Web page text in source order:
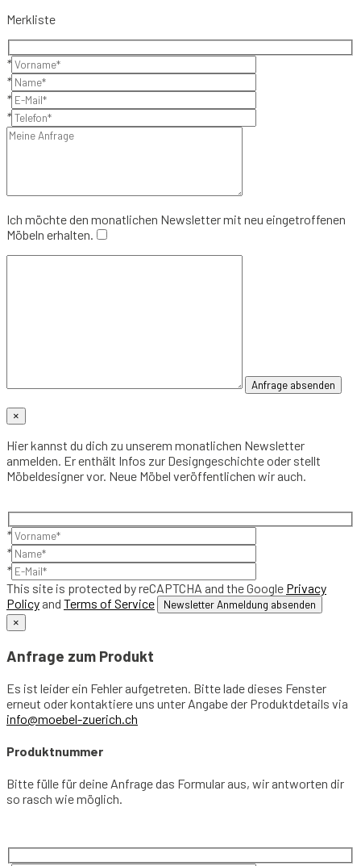
Merkliste
*
*
*
*
Ich möchte den monatlichen Newsletter mit neu eingetroffenen
Möbeln erhalten.
×
Hier kannst du dich zu unserem monatlichen Newsletter
anmelden. Er enthält Infos zur Designgeschichte oder stellt
Möbeldesigner vor. Neue Möbel veröffentlichen wir auch.
*
*
*
This site is protected by reCAPTCHA and the Google Privacy
Policy and Terms of Service
×
Anfrage zum Produkt
Es ist leider ein Fehler aufgetreten. Bitte lade dieses Fenster
erneut oder kontaktiere uns unter Angabe der Produktdetails via
info@moebel-zuerich.ch
Produktnummer
Bitte fülle für deine Anfrage das Formular aus, wir antworten dir
so rasch wie möglich.